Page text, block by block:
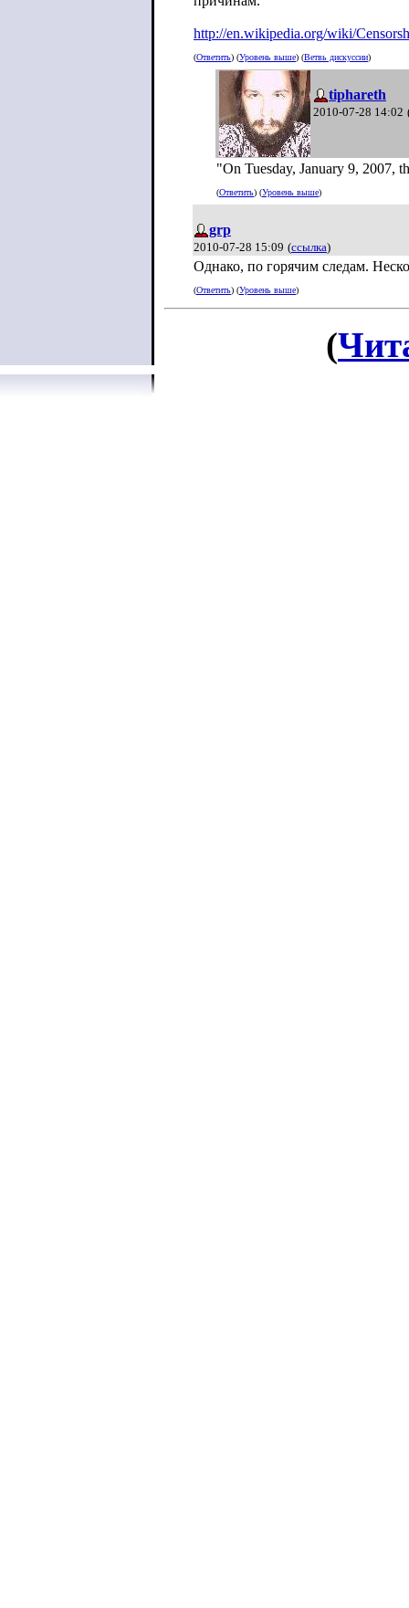
http://en.wikipedia.org/wiki/
(Ответить) (Уровень выше) (Ветвь дискуссии)
tiphareth
2010-07-28 14:02
"On Tuesday, January 9, 2007,
(Ответить) (Уровень выше)
grp
2010-07-28 15:09 (ссылка)
Однако, по горячим следам.
(Ответить) (Уровень выше)
(